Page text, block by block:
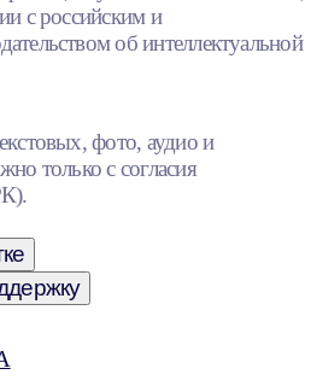
с российским и
об интеллектуальной
фото, аудио и
только с согласия